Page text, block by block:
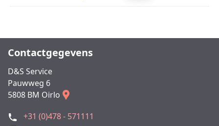
Contactgegevens
D&S Service
Pauwweg 6
5808 BM Oirlo
+31 (0)478 - 571111